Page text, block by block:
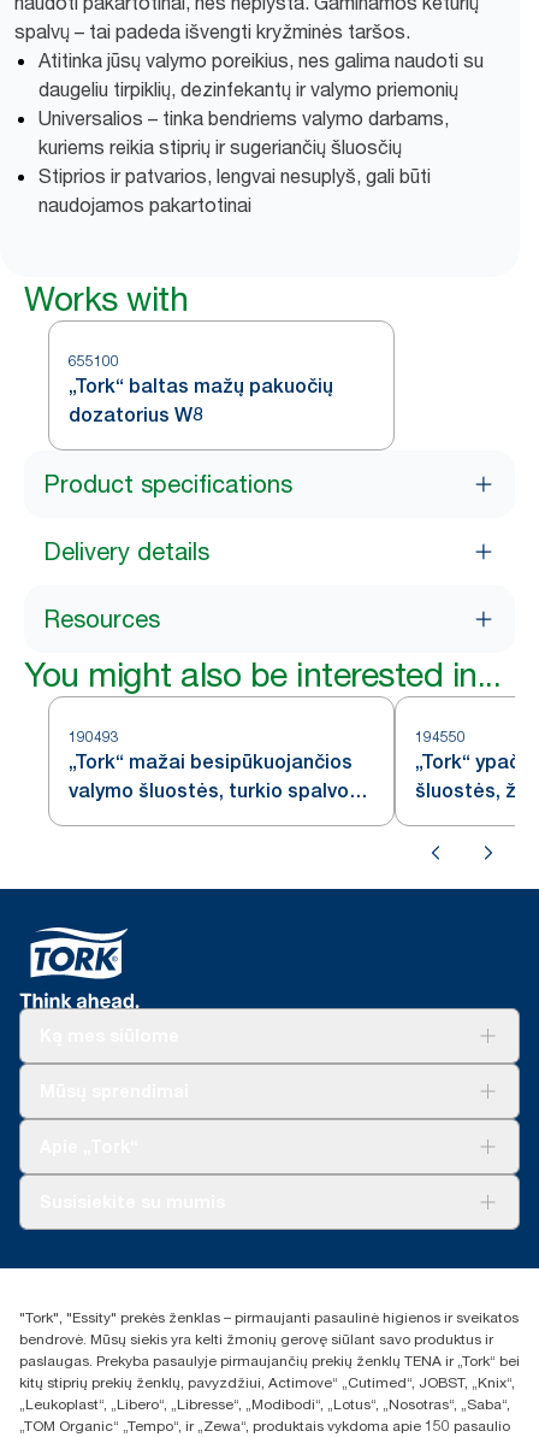
spalvų – tai padeda išvengti kryžminės taršos.
Atitinka jūsų valymo poreikius, nes galima naudoti su
daugeliu tirpiklių, dezinfekantų ir valymo priemonių
Universalios – tinka bendriems valymo darbams,
kuriems reikia stiprių ir sugeriančių šluosčių
Stiprios ir patvarios, lengvai nesuplyš, gali būti
naudojamos pakartotinai
Works with
655100
„Tork“ baltas mažų pakuočių
dozatorius W8
Product specifications
Delivery details
Resources
You might also be interested in...
190493
„Tork“ mažai besipūkuojančios
valymo šluostės, turkio spalvos,
W8
194550
„Tork“ ypač
šluostės,
+370 5 268 3455
UAB Essity Lithuania
Naugarduko g. 98
LT-03160 Vilnius, Lietuva
"Tork", "Essity" prekės ženklas – pirmaujanti pasaulinė higienos ir sveikatos
bendrovė. Mūsų siekis yra kelti žmonių gerovę siūlant savo produktus ir
paslaugas. Prekyba pasaulyje pirmaujančių prekių ženklų TENA ir „Tork“ bei
kitų stiprių prekių ženklų, pavyzdžiui, Actimove“ „Cutimed“, JOBST, „Knix“,
„Leukoplast“, „Libero“, „Libresse“, „Modibodi“, „Lotus“, „Nosotras“, „Saba“,
„TOM Organic“ „Tempo“, ir „Zewa“, produktais vykdoma apie 150 pasaulio